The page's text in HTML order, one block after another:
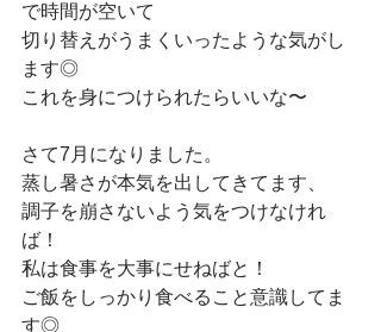
で時間が空いて
切り替えがうまくいったような気がし
ます◎
これを身につけられたらいいな〜
さて7月になりました。
蒸し暑さが本気を出してきてます、
調子を崩さないよう気をつけなけれ
ば！
私は食事を大事にせねばと！
ご飯をしっかり食べること意識してま
す◎